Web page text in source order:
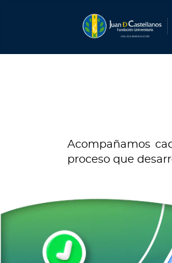
Acompañamos
proceso que